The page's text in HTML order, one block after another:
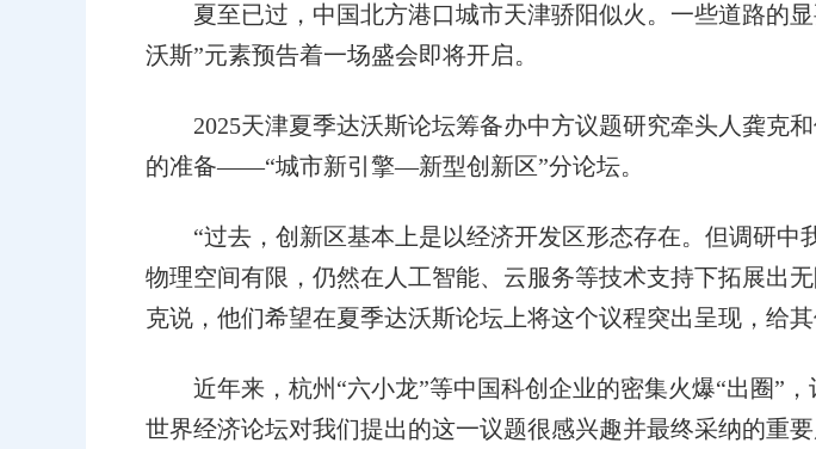
夏至已过，中国北方港口城市天津骄阳似火。一些道路的显
沃斯”元素预告着一场盛会即将开启。
2025天津夏季达沃斯论坛筹备办中方议题研究牵头人龚克
的准备——“城市新引擎—新型创新区”分论坛。
“过去，创新区基本上是以经济开发区形态存在。但调研中
物理空间有限，仍然在人工智能、云服务等技术支持下拓展出
克说，他们希望在夏季达沃斯论坛上将这个议程突出呈现，给
近年来，杭州“六小龙”等中国科创企业的密集火爆“出圈”，
世界经济论坛对我们提出的这一议题很感兴趣并最终采纳的重